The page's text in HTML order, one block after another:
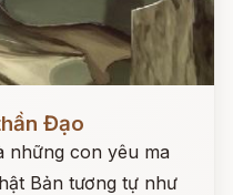
Đạo
những con yêu ma
Bản tương tự như